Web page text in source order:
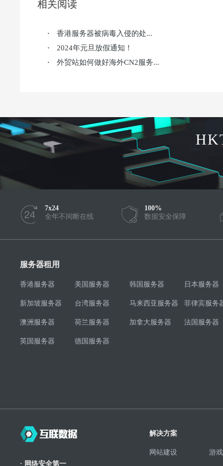
相关阅读
· 香港服务器被病毒入侵的处...
· 2024年元旦放假通知！
· 外贸站如何做好海外CN2服务...
7x24
全年不间断在线
100%
数据安全保障
服务器租用
香港服务器 美国服务器 韩国服务器 日本服务器
新加坡服务器 台湾服务器 马来西亚服务器 菲律宾服务
澳洲服务器 荷兰服务器 加拿大服务器 法国服务器
英国服务器 德国服务器
· 网络安全第一
解决方案
网站建设 游